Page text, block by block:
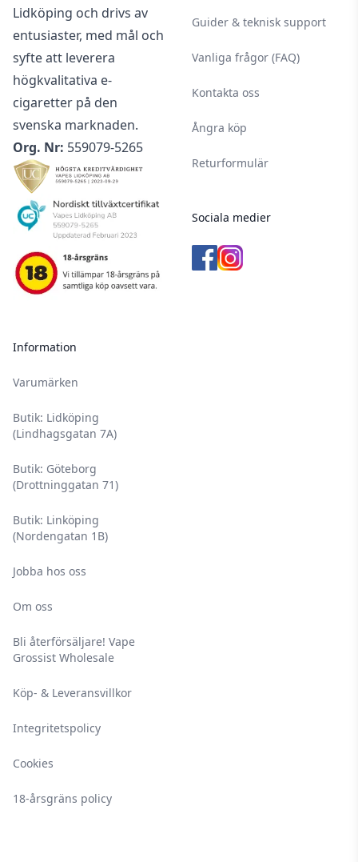
Lidköping och drivs av
entusiaster, med mål och
syfte att leverera
högkvalitativa e-
cigaretter på den
svenska marknaden.
Org. Nr: 559079-5265
Information
Varumärken
Butik: Lidköping
(Lindhagsgatan 7A)
Butik: Göteborg
(Drottninggatan 71)
Butik: Linköping
(Nordengatan 1B)
Jobba hos oss
Om oss
Bli återförsäljare! Vape
Grossist Wholesale
Köp- & Leveransvillkor
Integritetspolicy
Cookies
18-årsgräns policy
Guider & teknisk support
Vanliga frågor (FAQ)
Kontakta oss
Ångra köp
Returformulär
Sociala medier